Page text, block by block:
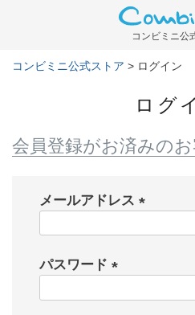
コンビミニ公
コンビミニ公式ストア ログイン
ログ
会員登録がお済みの
メールアドレス
パスワード